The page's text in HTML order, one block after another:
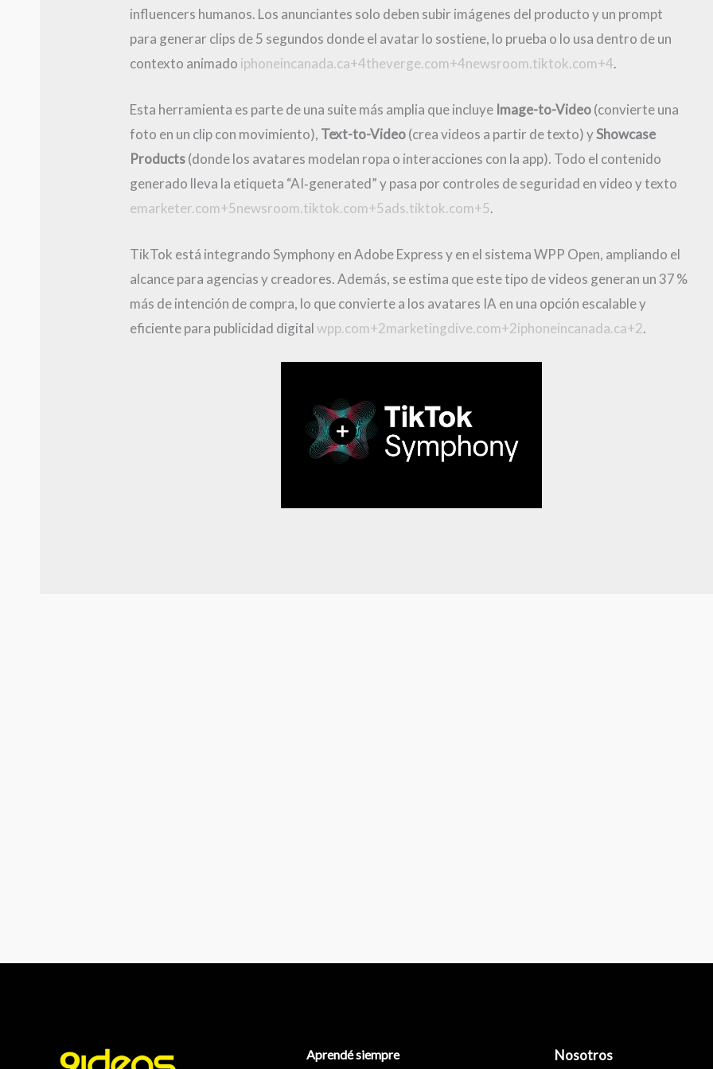
influencers humanos. Los anunciantes solo deben subir imágenes del producto y un prompt
para generar clips de 5 segundos donde el avatar lo sostiene, lo prueba o lo usa dentro de un
contexto animado iphoneincanada.ca+4theverge.com+4newsroom.tiktok.com+4.
Esta herramienta es parte de una suite más amplia que incluye Image-to-Video(convierte una
foto en un clip con movimiento), Text-to-Video(crea videos a partir de texto) yShowcase
Products(donde los avatares modelan ropa o interacciones con la app). Todo el contenido
generado lleva la etiqueta “AI‑generated” y pasa por controles de seguridad en video y texto
emarketer.com+5newsroom.tiktok.com+5ads.tiktok.com+5.
TikTok está integrando Symphony en Adobe Express y en el sistema WPP Open, ampliando el
alcance para agencias y creadores. Además, se estima que este tipo de videos generan un 37 %
más de intención de compra, lo que convierte a los avatares IA en una opción escalable y
eficiente para publicidad digitalwpp.com+2marketingdive.com+2iphoneincanada.ca+2.
Aprendé siempre Nosotros